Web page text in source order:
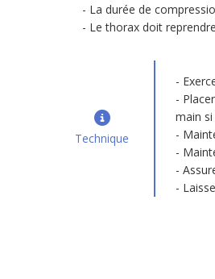
La durée de
Le thorax doit
Technique
main